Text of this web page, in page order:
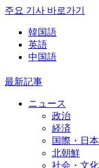
주요 기사 바로가기
韓国語
英語
中国語
最新記事
ニュース
政治
経済
国際・日本
北朝鮮
社会・文化